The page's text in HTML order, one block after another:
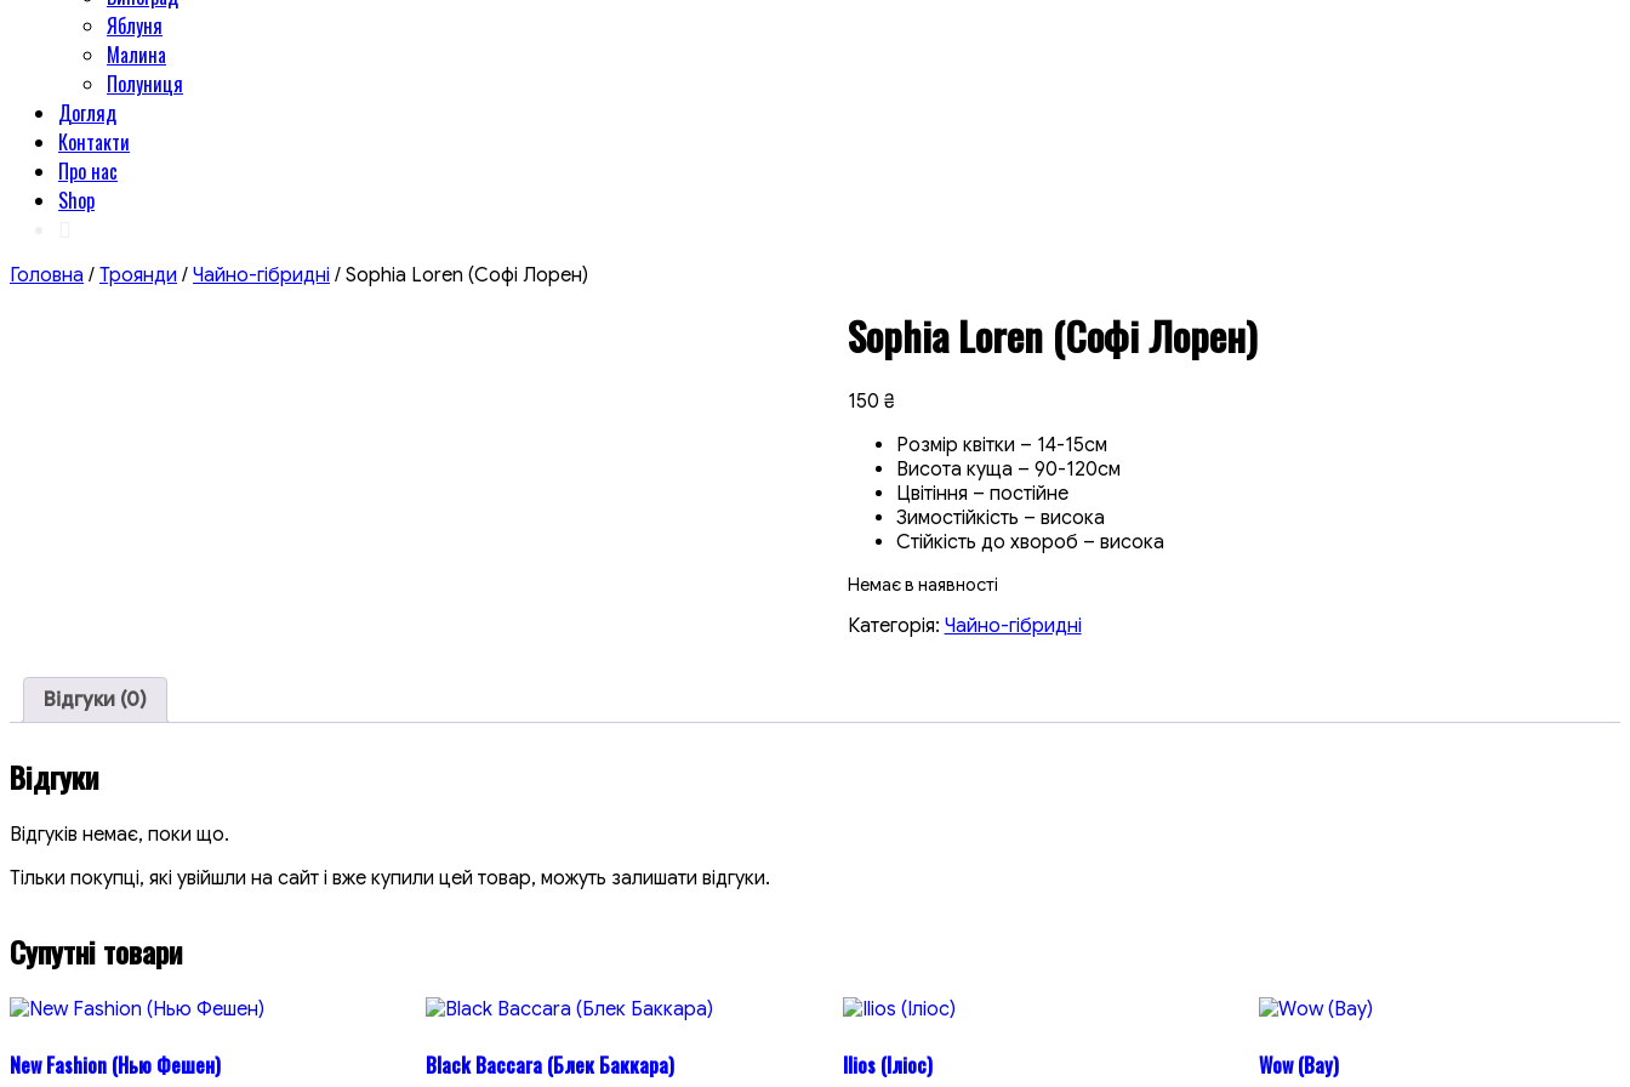
Яблуня
Малина
Полуниця
Догляд
Контакти
Про нас
Shop
Головна / Троянди / Чайно-гібридні / Sophia Loren (Софі Лорен)
Sophia Loren (Софі Лорен)
150 ₴
Розмір квітки – 14-15см
Висота куща – 90-120см
Цвітіння – постійне
Зимостійкість – висока
Стійкість до хвороб – висока
Немає в наявності
Категорія: Чайно-гібридні
Відгуки (0)
Відгуки
Відгуків немає, поки що.
Тільки покупці, які увійшли на сайт і вже купили цей товар, можуть залишати відгуки.
Супутні товари
New Fashion (Нью Фешен) Black Baccara (Блек Баккара) Ilios (Іліос) Wow (Вау)